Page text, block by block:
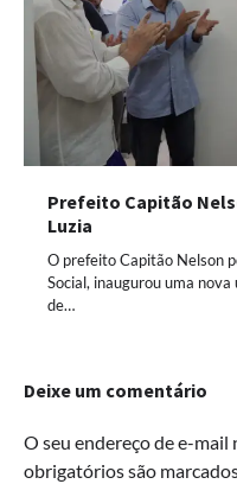
Prefeito Capitão
Luzia
O prefeito Capitão Nelson
Social, inaugurou uma
de…
Deixe um comentário
O seu endereço de e-mail
obrigatórios são